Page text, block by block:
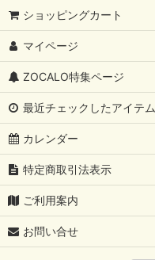
ショッピングカート
マイページ
ZOCALO特集ページ
最近チェックしたアイテム
カレンダー
特定商取引法表示
ご利用案内
お問い合せ